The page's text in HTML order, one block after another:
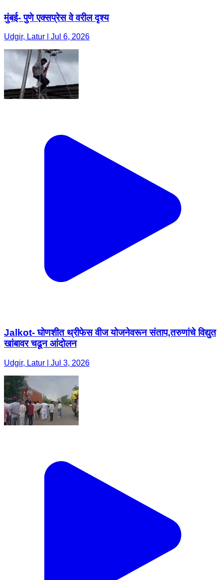
मुंबई- पुणे एक्सप्रेस वे वरील दृश्य
Udgir, Latur | Jul 6, 2026
Jalkot- घोणशीत थ्रीफेस वीज योजनेवरून संताप,तरुणांचे विद्युत
खांबावर चढून आंदोलन
Udgir, Latur | Jul 3, 2026